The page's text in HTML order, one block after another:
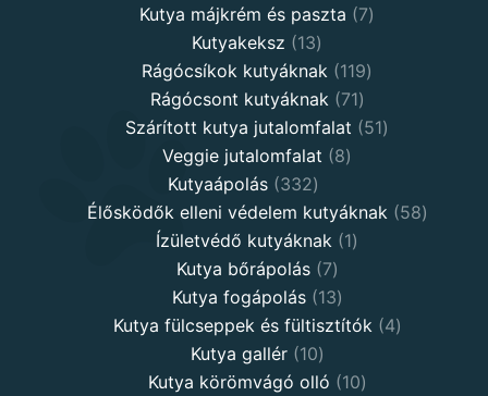
Kutya májkrém és paszta 77
Kutyakeksz 1313
products
Rágócsíkok kutyáknak 119119
Rágócsont kutyáknak 7171
products
Szárított kutya jutalomfalat 5151
Veggie jutalomfalat 88
Kutyaápolás 332332
products
Élősködők elleni védelem kutyáknak 5858
Ízületvédő kutyáknak 11
Kutya bőrápolás 77
products
Kutya fogápolás 1313
products
Kutya fülcseppek és fültisztítók 44
Kutya gallér 1010
products
Kutya körömvágó olló 1010